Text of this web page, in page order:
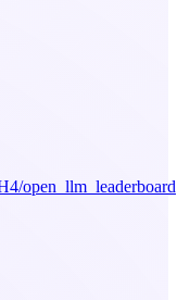
open_llm_leaderboard